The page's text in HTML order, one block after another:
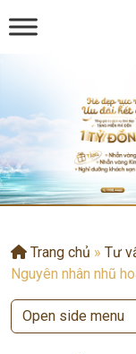
Trang chủ » Tư
Nguyên nhân nhũ
Open side menu